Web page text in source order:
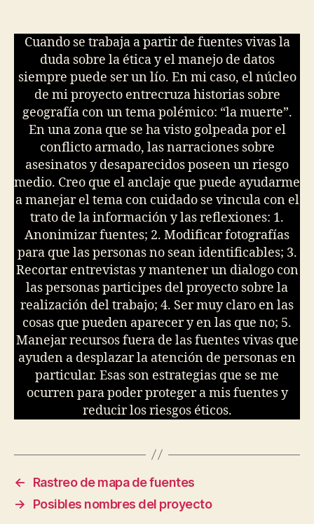
Cuando se trabaja a partir de fuentes vivas la
duda sobre la ética y el manejo de datos
siempre puede ser un lío. En mi caso, el núcleo
de mi proyecto entrecruza historias sobre
geografía con un tema polémico: “la muerte”.
En una zona que se ha visto golpeada por el
conflicto armado, las narraciones sobre
asesinatos y desaparecidos poseen un riesgo
medio. Creo que el anclaje que puede ayudarme
a manejar el tema con cuidado se vincula con el
trato de la información y las reflexiones: 1.
Anonimizar fuentes; 2. Modificar fotografías
para que las personas no sean identificables; 3.
Recortar entrevistas y mantener un dialogo con
las personas participes del proyecto sobre la
realización del trabajo; 4. Ser muy claro en las
cosas que pueden aparecer y en las que no; 5.
Manejar recursos fuera de las fuentes vivas que
ayuden a desplazar la atención de personas en
particular. Esas son estrategias que se me
ocurren para poder proteger a mis fuentes y
reducir los riesgos éticos.
←
Rastreo de mapa de fuentes
→
Posibles nombres del proyecto